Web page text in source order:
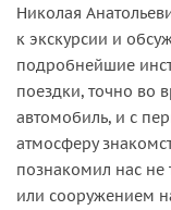
Николая
к экскурсии и
подробнейшие
поездки, точно во
автомобиль, и с
атмосферу
познакомил нас не
или сооружением